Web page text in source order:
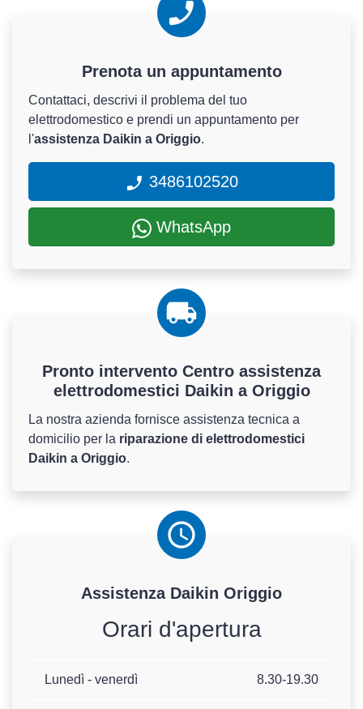
Prenota un appuntamento
Contattaci, descrivi il problema del tuo
elettrodomestico e prendi un appuntamento per
l'assistenza Daikin a Origgio.
3486102520
WhatsApp
Pronto intervento Centro assistenza
elettrodomestici Daikin a Origgio
La nostra azienda fornisce assistenza tecnica a
domicilio per la riparazione di elettrodomestici
Daikin a Origgio.
Assistenza Daikin Origgio
Orari d'apertura
Lunedì - venerdì 8.30-19.30